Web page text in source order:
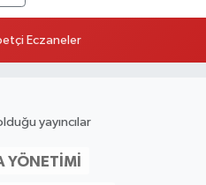
Eczaneler
yayıncılar
YÖNETIMI